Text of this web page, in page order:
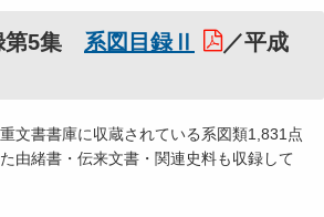
第5集 系図目録Ⅱ
／平成
文書書庫に収蔵されている系図類1,831点
由緒書・伝来文書・関連史料も収録して